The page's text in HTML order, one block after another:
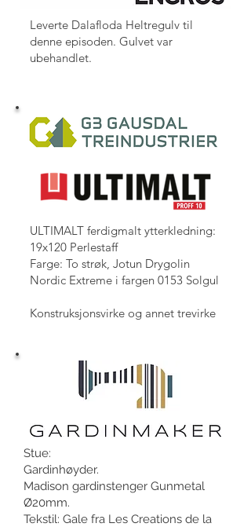
Leverte Dalafloda Heltregulv til
denne episoden. Gulvet var
ubehandlet.
ULTIMALT ferdigmalt ytterkledning:
19x120 Perlestaff
Farge: To strøk, Jotun Drygolin
Nordic Extreme i fargen 0153 Solgul
Konstruksjonsvirke og annet trevirke
Stue:
Gardinhøyder.
Madison gardinstenger Gunmetal
Ø20mm.
Tekstil: Gale fra Les Creations de la